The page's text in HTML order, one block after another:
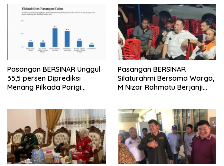
Pasangan BERSINAR Unggul
35,5 persen Diprediksi
Menang Pilkada Parigi
Pasangan BERSINAR
Silaturahmi Bersama Warga,
M Nizar Rahmatu Berjanji